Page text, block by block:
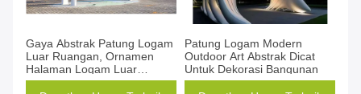
Gaya Abstrak Patung Logam
Luar Ruangan, Ornamen
Halaman Logam Luar
Ruangan Besar
Patung Logam Modern
Outdoor Art Abstrak Dicat
Untuk Dekorasi Bangunan